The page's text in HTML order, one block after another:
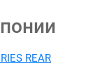
REAR